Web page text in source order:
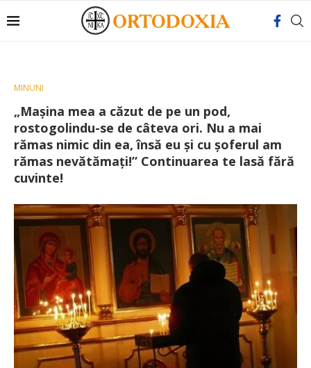
MINUNI
„Maşina mea a căzut de pe un pod,
rostogolindu-se de câteva ori. Nu a mai
rămas nimic din ea, însă eu şi cu şoferul am
rămas nevătămaţi!” Continuarea te lasă fără
cuvinte!